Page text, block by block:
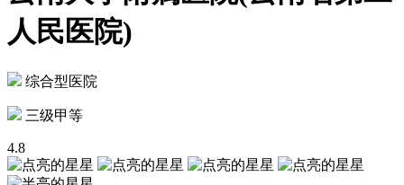
人民医院)
综合型医院
三级甲等
4.8